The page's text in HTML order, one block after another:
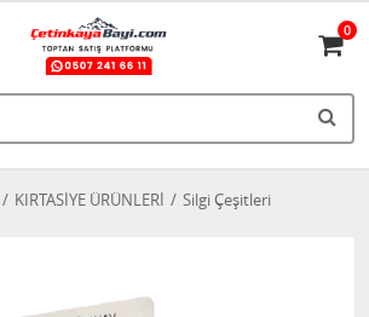
0
KIRTASİYE ÜRÜNLERİ Silgi Çeşitleri